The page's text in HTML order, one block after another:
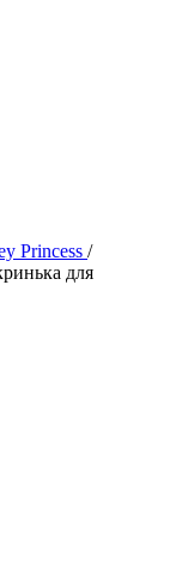
Princess /
для